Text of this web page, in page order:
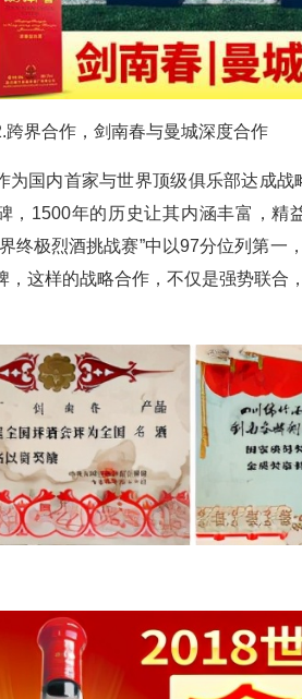
合作，剑南春与曼城深度合作
内首家与世界顶级俱乐部达成战
，1500年的历史让其内涵丰富，精
终极烈酒挑战赛”中以97分位列第一
，这样的战略合作，不仅是强势联合